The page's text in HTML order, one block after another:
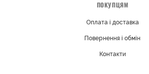
ПОКУПЦЯМ
Оплата і доставка
Повернення і обмін
Контакти